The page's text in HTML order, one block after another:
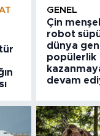
GENEL
Çin
robot
dünya
popülerlik
devam